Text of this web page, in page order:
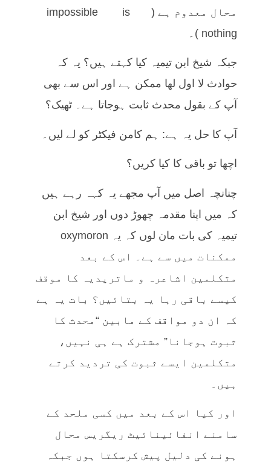
محال معدوم ہے (impossible is
nothing)۔
جبکہ شیخ ابن تیمیہ کیا کہتے ہیں؟ یہ کہ
حوادث لا اول لھا ممکن ہے اور اس سے بھی
آپ کے بقول محدث ثابت ہوجاتا ہے۔ ٹھیک؟
آپ کا حل یہ ہے: ہم کامن فیکٹر کو لے لیں۔
اچھا تو باقی کا کیا کریں؟
چنانچہ اصل میں آپ مجھے یہ کہہ رہے ہیں
کہ میں اپنا مقدمہ چھوڑ دوں اور شیخ ابن
تیمیہ کی بات مان لوں کہ یہ oxymoron
ممکنات میں سے ہے۔ اس کے بعد
متکلمین اشاعرہ و ماتریدیہ کا موقف
کیسے باقی رہا یہ بتائیں؟ بات یہ ہے
کہ ان دو مواقف کے مابین “محدث کا
ثبوت ہوجانا” مشترک ہے ہی نہیں،
متکلمین ایسے ثبوت کی تردید کرتے
ہیں۔
اور کیا اس کے بعد میں کسی ملحد کے
سامنے انفائینائیٹ ریگریس محال
ہونے کی دلیل پیش کرسکتا ہوں جبکہ